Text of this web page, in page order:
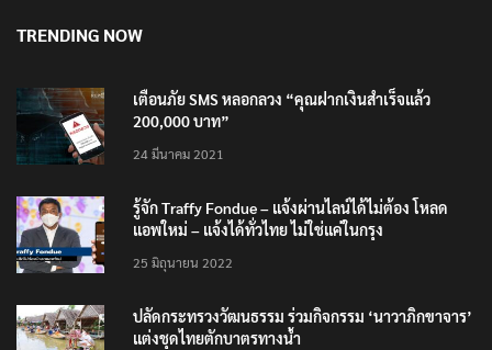
TRENDING NOW
เตือนภัย SMS หลอกลวง “คุณฝากเงินสำเร็จแล้ว
200,000 บาท”
24 มีนาคม 2021
รู้จัก Traffy Fondue – แจ้งผ่านไลน์ได้ไม่ต้อง โหลด
แอพใหม่ – แจ้งได้ทั่วไทย ไม่ใช่แค่ในกรุง
25 มิถุนายน 2022
ปลัดกระทรวงวัฒนธรรม ร่วมกิจกรรม ‘นาวาภิกขาจาร’
แต่งชุดไทยตักบาตรทางน้ำ